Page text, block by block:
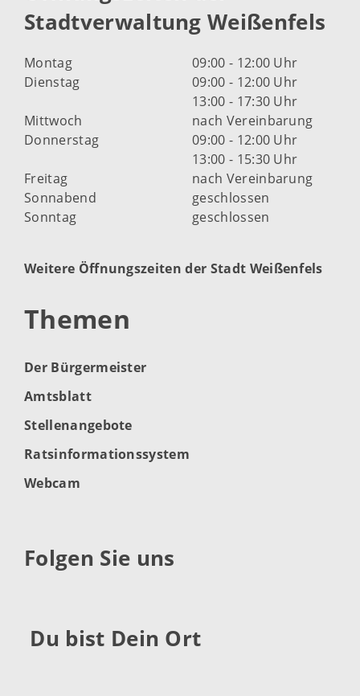
Stadtverwaltung Weißenfels
Montag
09:00 - 12:00 Uhr
Dienstag
09:00 - 12:00 Uhr
13:00 - 17:30 Uhr
Mittwoch
nach Vereinbarung
Donnerstag
09:00 - 12:00 Uhr
13:00 - 15:30 Uhr
Freitag
nach Vereinbarung
Sonnabend
geschlossen
Sonntag
geschlossen
Weitere Öffnungszeiten der Stadt Weißenfels
Themen
Der Bürgermeister
Amtsblatt
Stellenangebote
Ratsinformationssystem
Webcam
Folgen Sie uns
Du bist Dein Ort